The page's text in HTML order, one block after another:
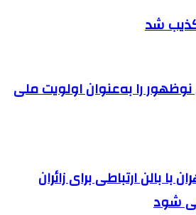
را به‌عنوان اولویت ملی
با بالن ارتباطی برای زائران
شود